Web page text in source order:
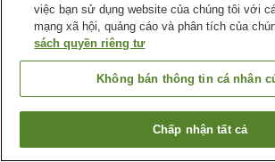
Wi-Fi
Nhà hàng
Máy bán hàng tự động
Giặt ủi có
Nhật Bản Tỉnh Gunma
Thành
Park Inn Takasaki
Tìm phòng trống
việc bạn sử dụng website của chúng tôi với
mạng xã hội, quảng cáo và phân tích của
sách quyền riêng tư
Không bán thông tin cá nhân
Chấp nhận tất cả